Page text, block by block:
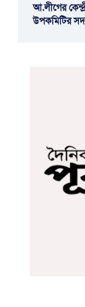
আ.লীগের
উপকমিটির